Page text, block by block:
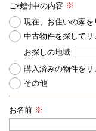
ご検討中の内容
現在、お住いの家
中古物件を探して
お探しの地域
購入済みの物件を
その他
お名前